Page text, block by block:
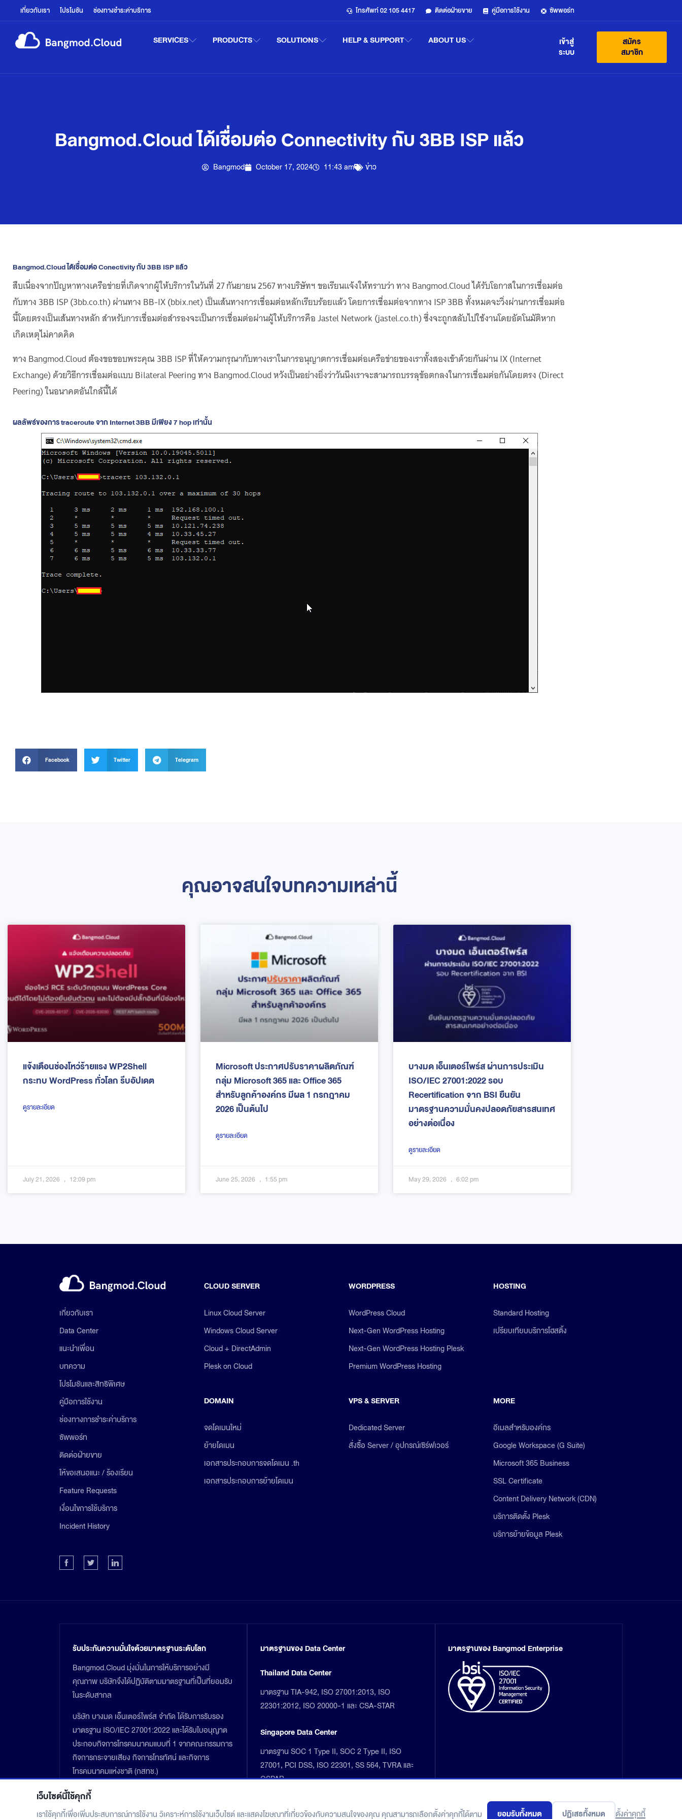
เกี่ยวกับเรา โปรโมชัน ช่องทางชำระค่าบริการ โทรศัพท์ 02 105 4417 ติดต่อฝ่ายขาย คู่มือการใช้งาน ซัพพอร์ท
SERVICES PRODUCTS SOLUTIONS HELP & SUPPORT ABOUT US
เข้าสู่
ระบบ
สมัคร
สมาชิก
Bangmod.Cloud ได้เชื่อมต่อ Connectivity กับ 3BB ISP แล้ว
Bangmod October 17, 2024 11:43 am ข่าว
Bangmod.Cloud ได้เชื่อมต่อ Conectivity กับ 3BB ISP แล้ว
สืบเนื่องจากปัญหาทางเครือข่ายที่เกิดจากผู้ให้บริการในวันที่ 27 กันยายน 2567 ทางบริษัทฯ ขอเรียนแจ้งให้ทราบว่า ทาง Bangmod.Cloud ได้รับโอกาสในการเชื่อมต่อ
กับทาง 3BB ISP (3bb.co.th) ผ่านทาง BB-IX (bbix.net) เป็นเส้นทางการเชื่อมต่อหลักเรียบร้อยแล้ว โดยการเชื่อมต่อจากทาง ISP 3BB ทั้งหมดจะวิ่งผ่านการเชื่อมต่อ
นี้โดยตรงเป็นเส้นทางหลัก สำหรับการเชื่อมต่อสำรองจะเป็นการเชื่อมต่อผ่านผู้ให้บริการคือ Jastel Network (jastel.co.th) ซึ่งจะถูกสลับไปใช้งานโดยอัตโนมัติหาก
เกิดเหตุไม่คาดคิด
ทาง Bangmod.Cloud ต้องขอขอบพระคุณ 3BB ISP ที่ให้ความกรุณากับทางเราในการอนุญาตการเชื่อมต่อเครือข่ายของเราทั้งสองเข้าด้วยกันผ่าน IX (Internet
Exchange) ด้วยวิธีการเชื่อมต่อแบบ Bilateral Peering ทาง Bangmod.Cloud หวังเป็นอย่างยิ่งว่าวันนึงเราจะสามารถบรรลุข้อตกลงในการเชื่อมต่อกันโดยตรง (Direct
Peering) ในอนาคตอันใกล้นี้ได้
ผลลัพธ์ของการ traceroute จาก Internet 3BB มีเพียง 7 hop เท่านั้น
Facebook Twitter Telegram
คุณอาจสนใจบทความเหล่านี้
แจ้งเตือนช่องโหว่ร้ายแรง WP2Shell
กระทบ WordPress ทั่วโลก รีบอัปเดต
ดูรายละเอียด
July 21, 2026 12:09 pm
Microsoft ประกาศปรับราคาผลิตภัณฑ์
กลุ่ม Microsoft 365 และ Office 365
สำหรับลูกค้าองค์กร มีผล 1 กรกฎาคม
2026 เป็นต้นไป
ดูรายละเอียด
June 25, 2026 1:55 pm
บางมด เอ็นเตอร์ไพร์ส ผ่านการประเมิน
ISO/IEC 27001:2022 รอบ
Recertification จาก BSI ยืนยัน
มาตรฐานความมั่นคงปลอดภัยสารสนเทศ
อย่างต่อเนื่อง
ดูรายละเอียด
May 29, 2026 6:02 pm
เกี่ยวกับเรา
Data Center
แนะนำเพื่อน
บทความ
โปรโมชันและสิทธิพิเศษ
คู่มือการใช้งาน
ช่องทางการชำระค่าบริการ
ซัพพอร์ท
ติดต่อฝ่ายขาย
ให้ขอเสนอแนะ / ร้องเรียน
Feature Requests
เงื่อนไขการใช้บริการ
Incident History
CLOUD SERVER
Linux Cloud Server
Windows Cloud Server
Cloud + DirectAdmin
Plesk on Cloud
WORDPRESS
WordPress Cloud
Next-Gen WordPress Hosting
Next-Gen WordPress Hosting Plesk
Premium WordPress Hosting
HOSTING
Standard Hosting
เปรียบเทียบบริการโฮสติ้ง
DOMAIN
จดโดเมนใหม่
ย้ายโดเมน
เอกสารประกอบการจดโดเมน .th
เอกสารประกอบการย้ายโดเมน
VPS & SERVER
Dedicated Server
สั่งซื้อ Server / อุปกรณ์เซิร์ฟเวอร์
MORE
อีเมลสำหรับองค์กร
Google Workspace (G Suite)
Microsoft 365 Business
SSL Certificate
Content Delivery Network (CDN)
บริการติดตั้ง Plesk
บริการย้ายข้อมูล Plesk
รับประกันความมั่นใจด้วยมาตรฐานระดับโลก
Bangmod.Cloud มุ่งมั่นในการให้บริการอย่างมี
คุณภาพ บริษัทจึงได้ปฏิบัติตามมาตรฐานที่เป็นที่ยอมรับ
ในระดับสากล
บริษัท บางมด เอ็นเตอร์ไพร์ส จำกัด ได้รับการรับรอง
มาตรฐาน ISO/IEC 27001:2022 และได้รับใบอนุญาต
ประกอบกิจการโทรคมนาคมแบบที่ 1 จากคณะกรรมการ
กิจการกระจายเสียง กิจการโทรทัศน์ และกิจการ
โทรคมนาคมแห่งชาติ (กสทช.)
มาตรฐานของ Data Center
Thailand Data Center
มาตรฐาน TIA-942, ISO 27001:2013, ISO
22301:2012, ISO 20000-1 และ CSA-STAR
Singapore Data Center
มาตรฐาน SOC 1 Type II, SOC 2 Type II, ISO
27001, PCI DSS, ISO 22301, SS 564, TVRA และ
OSPAR
มาตรฐานของ Bangmod Enterprise
เว็บไซต์นี้ใช้คุกกี้
เราใช้คุกกี้เพื่อเพิ่มประสบการณ์การใช้งาน วิเคราะห์การใช้งานเว็บไซต์ และแสดงโฆษณาที่เกี่ยวข้องกับความสนใจของคุณ คุณสามารถเลือกตั้งค่าคุกกี้ได้ตาม ยอมรับทั้งหมด ปฏิเสธทั้งหมด ตั้งค่าคุกกี้